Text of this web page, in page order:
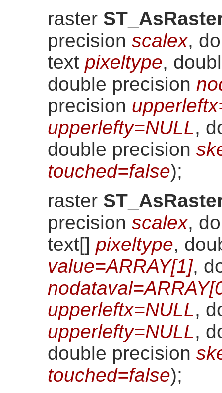
raster
precision scalex,
text pixeltype,
double precision
precision
upperlefty=NULL,
double precision
touched=false);
raster
precision scalex,
text[] pixeltype,
value=ARRAY[1],
upperleftx=NULL,
upperlefty=NULL,
double precision
touched=false);